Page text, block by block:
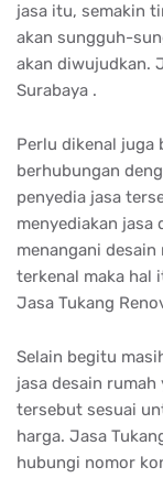
jasa itu, semakin
akan sungguh-
akan diwujudkan.
Surabaya .
Perlu dikenal juga
berhubungan
penyedia jasa
menyediakan jasa
menangani
terkenal maka hal
Jasa Tukang
Selain begitu
jasa desain
tersebut sesuai
harga. Jasa
hubungi nomor